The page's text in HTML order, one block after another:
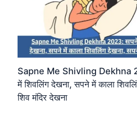
Sapne Me Shivling Dekhna
में शिवलिंग देखना, सपने में काला
शिव मंदिर देखना